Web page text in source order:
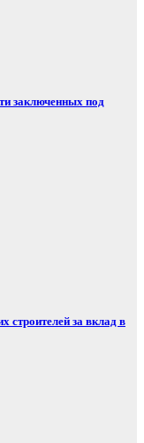
заключенных под
строителей за вклад в